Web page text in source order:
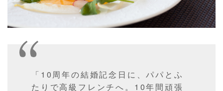
「10周年の結婚記念日に、パパとふ
たりで高級フレンチへ。10年間頑張